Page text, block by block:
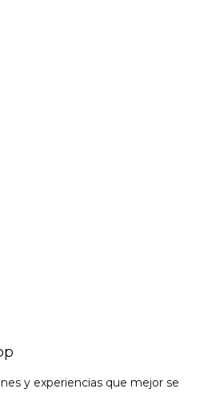
y experiencias que mejor se